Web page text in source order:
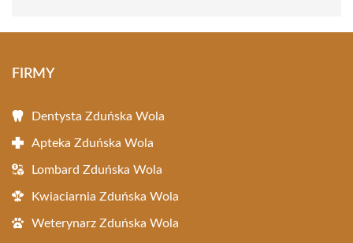
FIRMY
Dentysta Zduńska Wola
Apteka Zduńska Wola
Lombard Zduńska Wola
Kwiaciarnia Zduńska Wola
Weterynarz Zduńska Wola